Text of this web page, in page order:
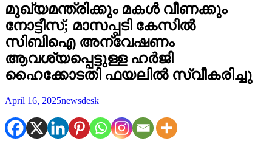
മുഖ്യമന്ത്രിക്കും മകൾ വീണക്കും
നോട്ടീസ്; മാസപ്പടി കേസിൽ
സിബിഐ അന്വേഷണം
ആവശ്യപ്പെട്ടുള്ള ഹർജി
ഹൈക്കോടതി ഫയലിൽ സ്വീകരിച്ചു
April 16, 2025newsdesk